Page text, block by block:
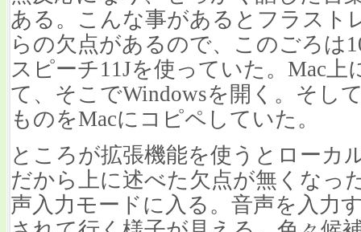
ある。こんな事があるとフラスト
らの欠点があるので、このごろは
スピーチ11Jを使っていた。Mac上
て、そこでWindowsを開く。そし
ものをMacにコピペしていた。
ところが拡張機能を使うとローカ
だから上に述べた欠点が無くなっ
声入力モードに入る。音声を入力